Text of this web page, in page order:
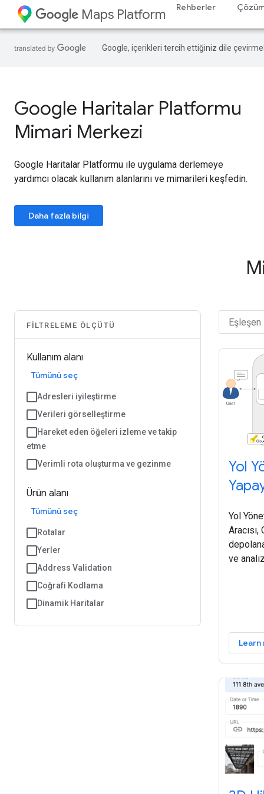
Maps Platform Rehberler
Google, içerikleri tercih ettiğiniz dile
Google Haritalar Platformu
Mimari Merkezi
Google Haritalar Platformu ile uygulama derlemeye
yardımcı olacak kullanım alanlarını ve mimarileri keşfedin.
Daha fazla bilgi
FILTRELEME ÖLÇÜTÜ
Kullanım alanı
Tümünü seç
Adresleri iyileştirme
Verileri görselleştirme
Hareket eden öğeleri izleme ve takip
etme
Verimli rota oluşturma ve gezinme
Ürün alanı
Tümünü seç
Rotalar
Yerler
Address Validation
Coğrafi Kodlama
Dinamik Haritalar
Yol
Yol
ve
Learn